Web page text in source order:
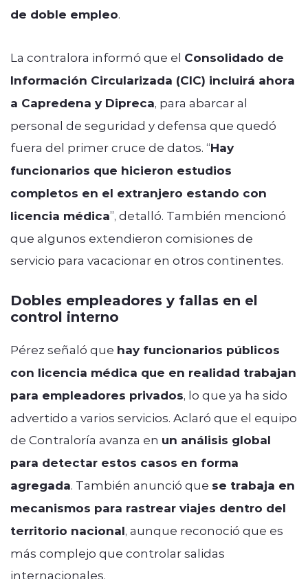
de doble empleo.
La contralora informó que el Consolidado de
Información Circularizada (CIC) incluirá ahora
a Capredena y Dipreca, para abarcar al
personal de seguridad y defensa que quedó
fuera del primer cruce de datos. “Hay
funcionarios que hicieron estudios
completos en el extranjero estando con
licencia médica”, detalló. También mencionó
que algunos extendieron comisiones de
servicio para vacacionar en otros continentes.
Dobles empleadores y fallas en el
control interno
Pérez señaló que hay funcionarios públicos
con licencia médica que en realidad trabajan
para empleadores privados, lo que ya ha sido
advertido a varios servicios. Aclaró que el equipo
de Contraloría avanza en un análisis global
para detectar estos casos en forma
agregada. También anunció que se trabaja en
mecanismos para rastrear viajes dentro del
territorio nacional, aunque reconoció que es
más complejo que controlar salidas
internacionales.